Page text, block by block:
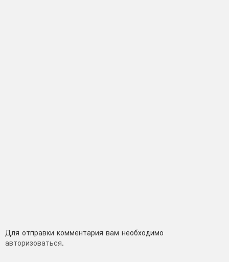
Добавить
комментарий
Для отправки комментария вам необходимо
авторизоваться.